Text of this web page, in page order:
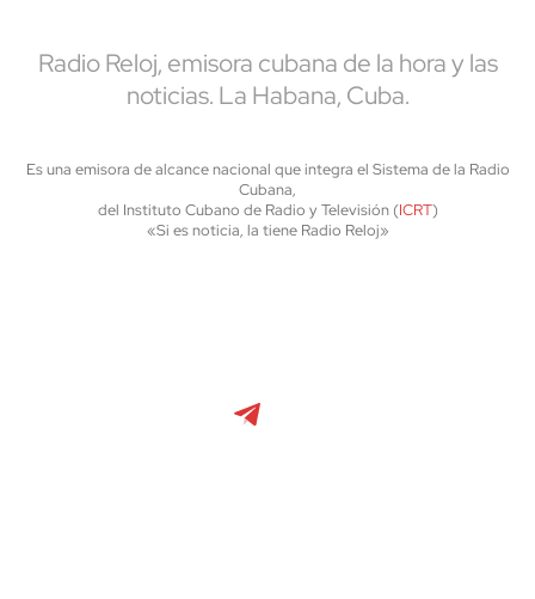
Radio Reloj, emisora cubana de la hora y las
noticias. La Habana, Cuba.
Es una emisora de alcance nacional que integra el Sistema de la Radio
Cubana,
del Instituto Cubano de Radio y Televisión (ICRT)
«Si es noticia, la tiene Radio Reloj»